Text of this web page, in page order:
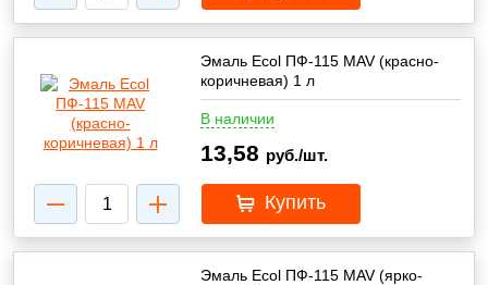
Эмаль Ecol ПФ-115 MAV (красно-
коричневая) 1 л
В наличии
13,58 руб./шт.
Купить
Эмаль Ecol ПФ-115 MAV (ярко-